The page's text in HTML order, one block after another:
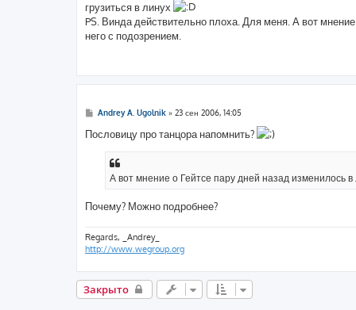
н
и
грузиться в линух
PS. Винда действительно плоха. Для меня. А вот
него с подозрением.
С
о
б
Andrey A. Ugolnik» 23 сен 2006, 14:05
Пословицу про танцора напомнить?
А вот мнение о Гейтсе пару дней назад изменилось
Почему? Можно подробнее?
Regards, _Andrey_
http://www.wegroup.org
Закрыто